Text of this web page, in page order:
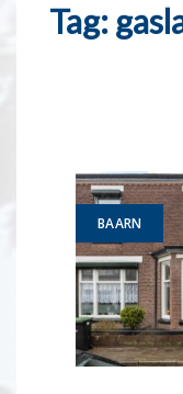
Tag:
BAARN